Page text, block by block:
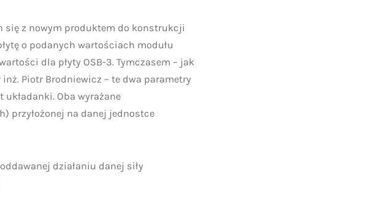
się z nowym produktem do konstrukcji
o podanych wartościach modułu
dla płyty OSB-3. Tymczasem – jak
Piotr Brodniewicz – te dwa parametry
Oba wyrażane
przyłożonej na danej jednostce
działaniu danej siły